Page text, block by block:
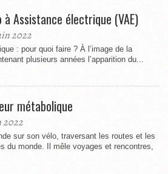
à Assistance électrique (VAE)
2022
: pour quoi faire ? À l’image de la
plusieurs années l’apparition du...
métabolique
2022
sur son vélo, traversant les routes et les
du monde. Il mêle voyages et rencontres,